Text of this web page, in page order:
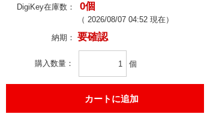
DigiKey在庫数： 0個
（ 2026/08/07 04:52 現在）
納期： 要確認
購入数量 個